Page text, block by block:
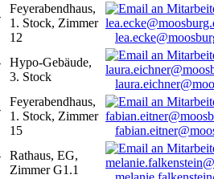
Feyerabendhaus,
1. Stock, Zimmer
12
Hypo-Gebäude,
3. Stock
Feyerabendhaus,
1. Stock, Zimmer
15
Rathaus, EG,
Zimmer G1.1